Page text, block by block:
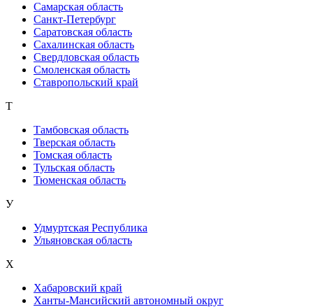
Самарская область
Санкт-Петербург
Саратовская область
Сахалинская область
Свердловская область
Смоленская область
Ставропольский край
Т
Тамбовская область
Тверская область
Томская область
Тульская область
Тюменская область
У
Удмуртская Республика
Ульяновская область
Х
Хабаровский край
Ханты-Мансийский автономный округ